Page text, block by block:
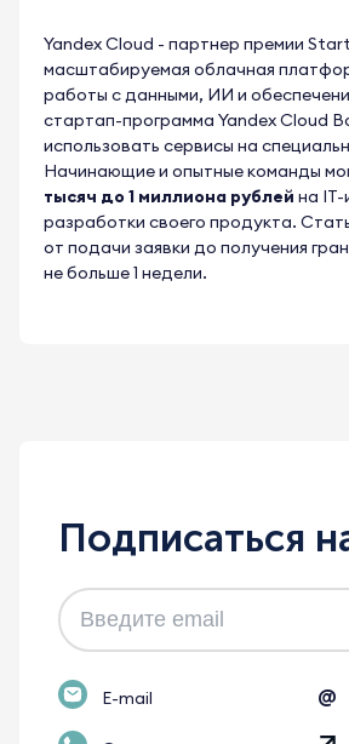
Yandex Cloud - партнер премии
масштабируемая облачная
работы с данными, ИИ и
стартап-программа Yandex Cloud
использовать сервисы на
Начинающие и опытные команды
тысяч до 1 миллиона рублей на
разработки своего продукта.
от подачи заявки до получения
не больше 1 недели.
Подписаться
E-mail @